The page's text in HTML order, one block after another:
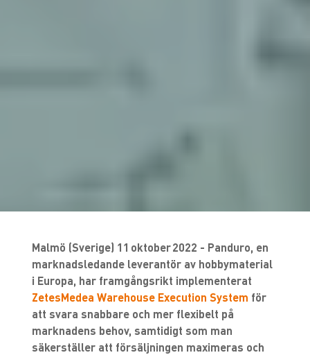
Malmö (Sverige) 11 oktober 2022 - Panduro, en
marknadsledande leverantör av hobbymaterial
i Europa, har framgångsrikt implementerat
ZetesMedea Warehouse Execution System för
att svara snabbare och mer flexibelt på
marknadens behov, samtidigt som man
säkerställer att försäljningen maximeras och